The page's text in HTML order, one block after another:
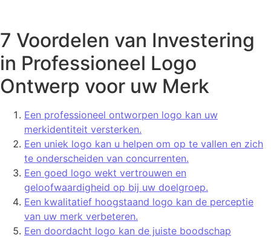
7 Voordelen van Investering
in Professioneel Logo
Ontwerp voor uw Merk
Een professioneel ontworpen logo kan uw
merkidentiteit versterken.
Een uniek logo kan u helpen om op te vallen en zich
te onderscheiden van concurrenten.
Een goed logo wekt vertrouwen en
geloofwaardigheid op bij uw doelgroep.
Een kwalitatief hoogstaand logo kan de perceptie
van uw merk verbeteren.
Een doordacht logo kan de juiste boodschap